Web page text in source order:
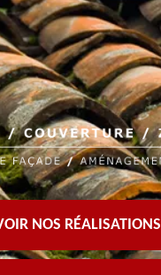
NOS RÉALISATIONS